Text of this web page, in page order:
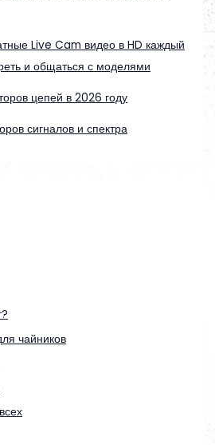
Live Cam видео в HD каждый
и общаться с моделями
цепей в 2026 году
сигналов и спектра
чайников